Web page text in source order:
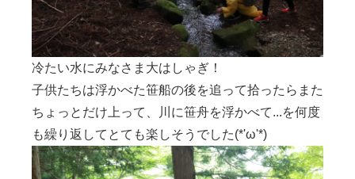
冷たい水にみなさま大はしゃぎ！
子供たちは浮かべた笹船の後を追って拾ったらまた
ちょっとだけ上って、川に笹舟を浮かべて...を何度
も繰り返してとても楽しそうでした(*'ω'*)